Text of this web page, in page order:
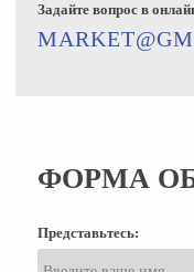
ФОРМА
Представьтесь:
Задайте вопрос в